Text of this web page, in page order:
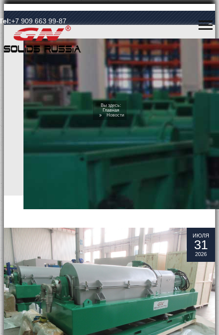
+7 909 663 99-87
ГЛАВНАЯ
О КОМПАНИИ
ВИДЕО НОВОСТИ КОНТАКТЫ
Вы здесь:
Главная
Новости
ИЮЛЯ
31
2026